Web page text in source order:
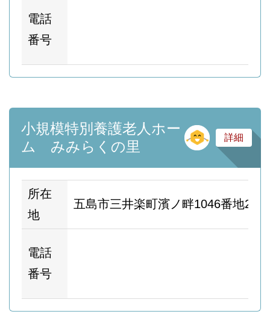
電話
番号
小規模特別養護老人ホー
ム みみらくの里
そ
詳細
所在
地
五島市三井楽町濱ノ畔1046番地2
電話
番号